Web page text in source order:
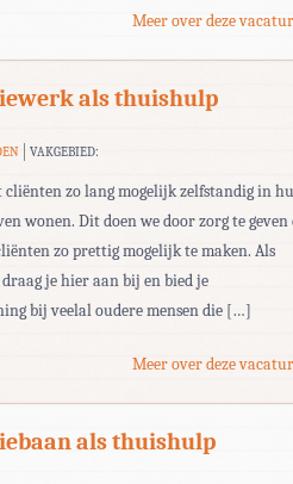
Meer over deze
als thuishulp
VAKGEBIED:
cliënten zo lang mogelijk zelfstandig in
wonen. Dit doen we door zorg te geven
zo prettig mogelijk te maken. Als
je hier aan bij en bied je
bij veelal oudere mensen die […]
Meer over deze
als thuishulp